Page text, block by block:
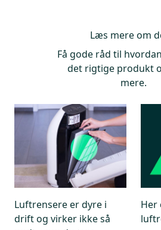
Læs mere om
Få gode råd til
det rigtige produkt
mere.
Luftrensere er dyre i
drift og virker ikke så
Her